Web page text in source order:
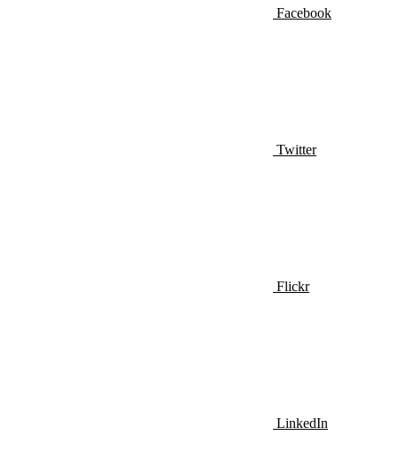
Facebook
Twitter
Flickr
LinkedIn